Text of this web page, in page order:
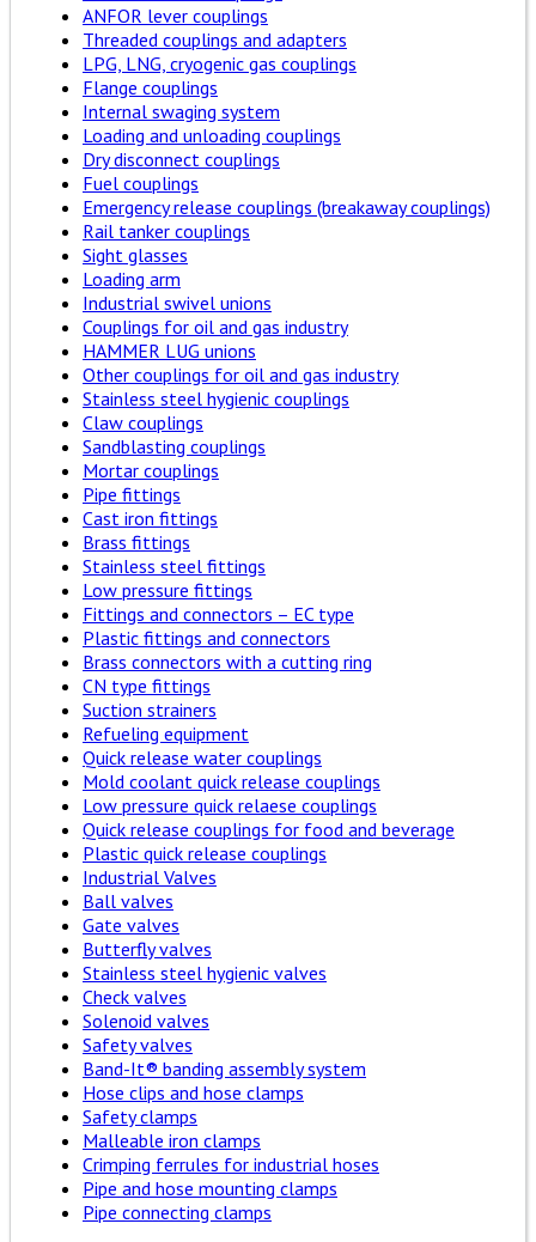
ANFOR lever couplings
Threaded couplings and adapters
LPG, LNG, cryogenic gas couplings
Flange couplings
Internal swaging system
Loading and unloading couplings
Dry disconnect couplings
Fuel couplings
Emergency release couplings (breakaway couplings)
Rail tanker couplings
Sight glasses
Loading arm
Industrial swivel unions
Couplings for oil and gas industry
HAMMER LUG unions
Other couplings for oil and gas industry
Stainless steel hygienic couplings
Claw couplings
Sandblasting couplings
Mortar couplings
Pipe fittings
Cast iron fittings
Brass fittings
Stainless steel fittings
Low pressure fittings
Fittings and connectors – EC type
Plastic fittings and connectors
Brass connectors with a cutting ring
CN type fittings
Suction strainers
Refueling equipment
Quick release water couplings
Mold coolant quick release couplings
Low pressure quick relaese couplings
Quick release couplings for food and beverage
Plastic quick release couplings
Industrial Valves
Ball valves
Gate valves
Butterfly valves
Stainless steel hygienic valves
Check valves
Solenoid valves
Safety valves
Band-It® banding assembly system
Hose clips and hose clamps
Safety clamps
Malleable iron clamps
Crimping ferrules for industrial hoses
Pipe and hose mounting clamps
Pipe connecting clamps